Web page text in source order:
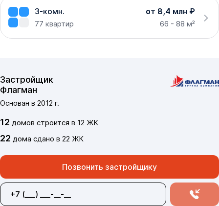
3-комн. от 8,4 млн ₽
77 квартир 66 - 88 м²
Застройщик
Флагман
Основан в 2012 г.
12 домов строится в 12 ЖК
22 дома сдано в 22 ЖК
Позвонить застройщику